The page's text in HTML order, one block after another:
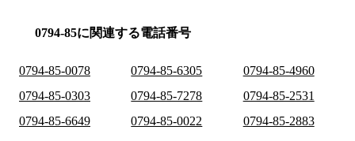
0794-85に関連する電話番号
0794-85-0078 0794-85-6305
0794-85-4960
0794-85-0303
0794-85-7278
0794-85-2531
0794-85-6649
0794-85-0022
0794-85-2883